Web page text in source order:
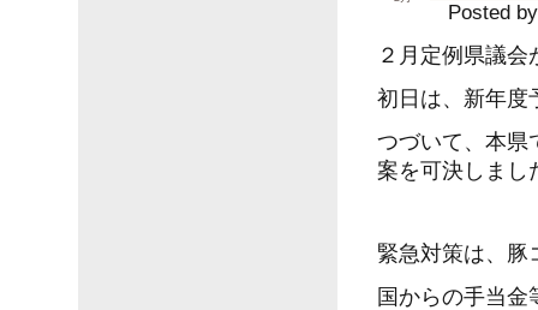
Posted
２月定例県議
初日は、新年度
つづいて、本県
案を可決しまし
緊急対策は、豚
国からの手当